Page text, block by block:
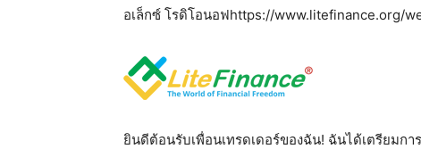
อเล็กซ์ โรดิโอนอฟhttps://www.litefinance.org/
ยินดีต้อนรับเพื่อนเทรดเดอร์ของฉัน! ฉันได้เตรียมก